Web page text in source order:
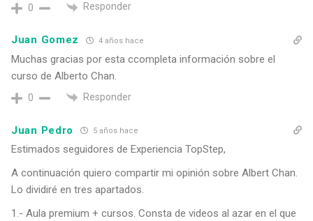
0 Responder
Juan Gomez 4 años hace
Muchas gracias por esta ccompleta información sobre el
curso de Alberto Chan.
0 Responder
Juan Pedro 5 años hace
Estimados seguidores de Experiencia TopStep,
A continuación quiero compartir mi opinión sobre Albert Chan.
Lo dividiré en tres apartados.
1.- Aula premium + cursos. Consta de videos al azar en el que